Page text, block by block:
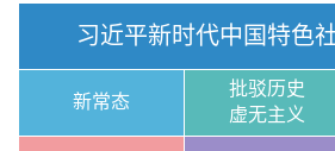
习近平新时代中国特色
新常态
批驳历史
虚无主义